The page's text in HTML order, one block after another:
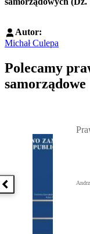
Autor:
Michał Culepa
Polecamy
samorządowe
Poprzednia książka